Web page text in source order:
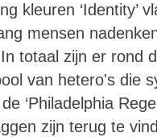
kleuren ‘Identity’
mensen
totaal zijn er rond
van hetero's die
‘Philadelphia
zijn terug te